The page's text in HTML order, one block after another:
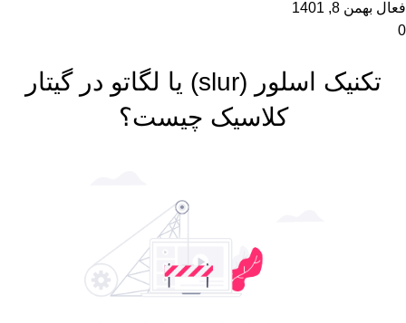
فعال بهمن 8, 1401
0
تکنیک اسلور (slur) یا لگاتو در گیتار
کلاسیک چیست؟